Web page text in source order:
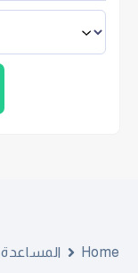
Home المساعدة